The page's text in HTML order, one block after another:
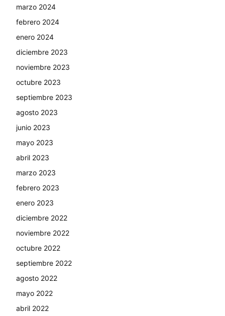
marzo 2024
febrero 2024
enero 2024
diciembre 2023
noviembre 2023
octubre 2023
septiembre 2023
agosto 2023
junio 2023
mayo 2023
abril 2023
marzo 2023
febrero 2023
enero 2023
diciembre 2022
noviembre 2022
octubre 2022
septiembre 2022
agosto 2022
mayo 2022
abril 2022